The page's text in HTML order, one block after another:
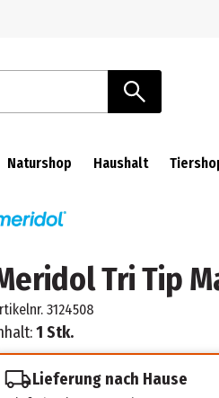
Naturshop Haushalt
Tri Tip
3124508
1 Stk.
Lieferung nach Hause